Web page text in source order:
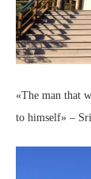
«The man that
to himself» –